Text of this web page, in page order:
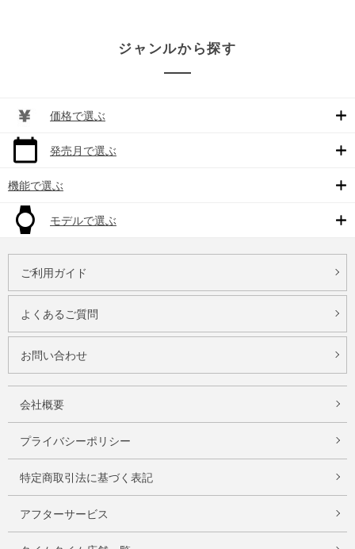
ジャンルから探す
価格で選ぶ
発売月で選ぶ
機能で選ぶ
モデルで選ぶ
ご利用ガイド
よくあるご質問
お問い合わせ
会社概要
プライバシーポリシー
特定商取引法に基づく表記
アフターサービス